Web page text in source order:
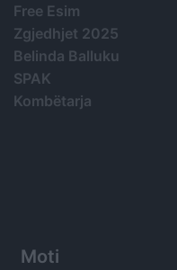
Free Esim
Zgjedhjet 2025
Belinda Balluku
SPAK
Kombëtarja
Moti